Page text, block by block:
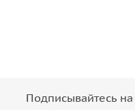
Подписывайтесь